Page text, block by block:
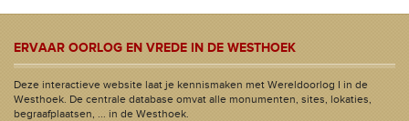
ERVAAR OORLOG EN VREDE IN DE WESTHOEK
Deze interactieve website laat je kennismaken met Wereldoorlog I in de
Westhoek. De centrale database omvat alle monumenten, sites, lokaties,
begraafplaatsen, ... in de Westhoek.